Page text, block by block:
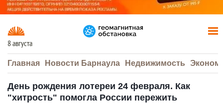
8 августа
Главная Новости Барнаула Недвижимость
День рождения лотереи 24 февраля. Как
"хитрость" помогла России пережить